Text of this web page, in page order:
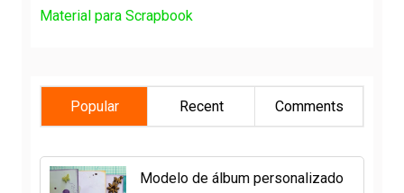
Material para Scrapbook
Popular Recent Comments
Modelo de álbum personalizado